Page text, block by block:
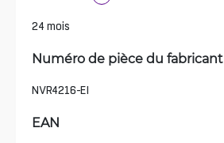
24 mois
Numéro de pièce du fabricant
NVR4216-EI
EAN